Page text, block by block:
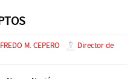
M. CEPERO
Director de